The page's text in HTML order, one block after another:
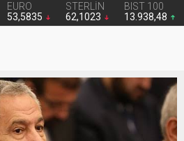
EURO
53,5835
STERLİN
62,1023
BIST 100
13.938,48